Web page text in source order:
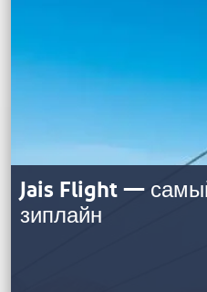
Jais Flight —
зиплайн